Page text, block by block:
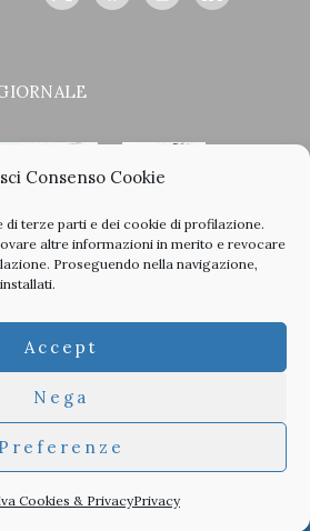
Consenso Cookie
di terze parti e dei cookie di profilazione.
altre informazioni in merito e revocare
Proseguendo nella navigazione,
Accept
Nega
Preferenze
Cookies & PrivacyPrivacy
>
in PDF.
-Privacy -
byStudioata